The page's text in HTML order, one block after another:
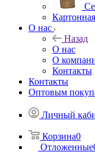
О нас
Назад
О нас
О
Контакты
Контакты
Оптовым
Личный
Корзина0
Отложенные